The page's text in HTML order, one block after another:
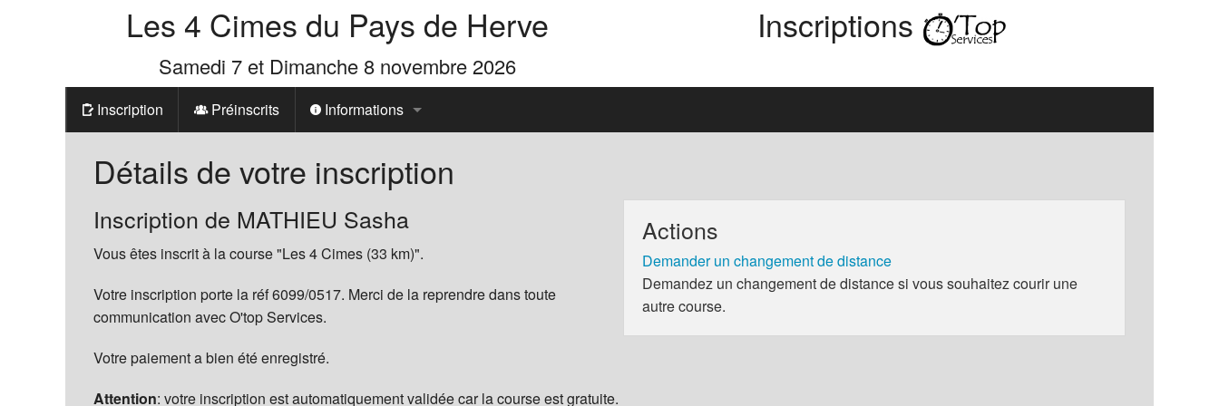
Les 4 Cimes du Pays de Herve
Samedi 7 et Dimanche 8 novembre 2026
Inscriptions
Inscription Préinscrits Informations
La Boutique des 4 Cimes
Détails de votre inscription
Inscription de MATHIEU Sasha
Vous êtes inscrit à la course "Les 4 Cimes (33 km)".
Votre inscription porte la réf 6099/0517. Merci de la reprendre dans toute
communication avec O'top Services.
Votre paiement a bien été enregistré.
Actions
Demander un changement de distance
Demandez un changement de distance si vous souhaitez courir une
autre course.
Attention: votre inscription est automatiquement validée car la course est gratuite.